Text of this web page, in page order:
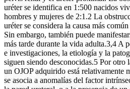
uréter se identifica en 1:500 nacidos
hombres y mujeres de 2:1.2 La
uréter se considera la causa más
Sin embargo, también puede
más tarde durante la vida adulta.3,4 A
e investigaciones, la etiología y la
siguen siendo desconocidas.5 Por otro
un OJOP adquirido está relativamente
se asocia a anomalías del factor